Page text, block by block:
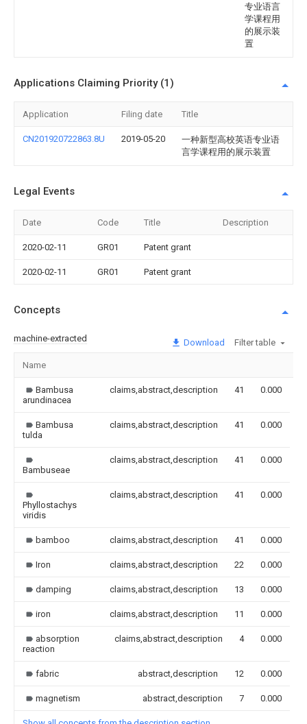
专业语言
学课程用
的展示装
置
Applications Claiming Priority (1)
Application Filing date Title
CN201920722863.8U 2019-05-20
一种新型高校英语专业语
言学课程用的展示装置
Legal Events
Date Code Title Description
2020-02-11 GR01 Patent grant
2020-02-11 GR01 Patent grant
Concepts
machine-extracted Download Filter table
Name
Bambusa
arundinacea
claims,abstract,description 41 0.000
Bambusa
tulda
claims,abstract,description 41 0.000
Bambuseae
claims,abstract,description 41 0.000
Phyllostachys
viridis
claims,abstract,description 41 0.000
bamboo claims,abstract,description 41 0.000
Iron claims,abstract,description 22 0.000
damping claims,abstract,description 13 0.000
iron claims,abstract,description 11 0.000
absorption
reaction
claims,abstract,description 4 0.000
fabric abstract,description 12 0.000
magnetism abstract,description 7 0.000